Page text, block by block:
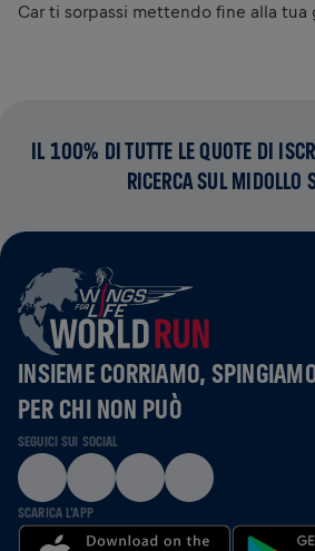
Car ti sorpassi mettendo fine alla tua
IL 100% DI TUTTE LE QUOTE DI
RICERCA SUL MIDOLLO
INSIEME CORRIAMO,
PER CHI NON PUÒ
SEGUICI SUI SOCIAL
SCARICA L'APP